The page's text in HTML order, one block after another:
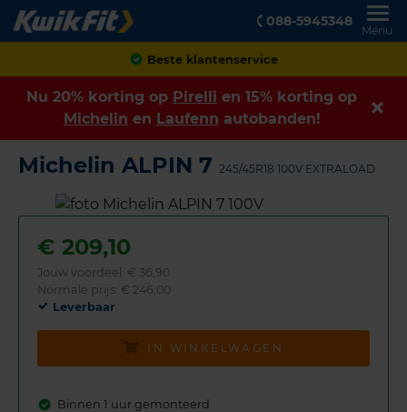
088-5945348
Menu
Achteraf betalen
Nu 20% korting op Pirelli en 15% korting op
Michelin en Laufenn autobanden!
Michelin ALPIN 7 245/45R18 100V EXTRALOAD
€ 209,10
Jouw voordeel: € 36,90
Normale prijs: € 246,00
Leverbaar
IN WINKELWAGEN
Binnen 1 uur gemonteerd